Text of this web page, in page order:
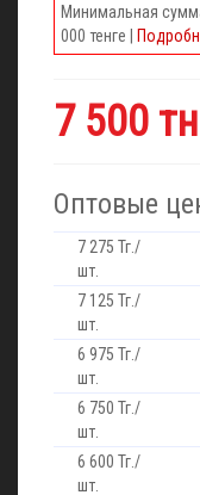
Минимальная
000 тенге |
7 500
Оптовые
7 275 Тг./
шт.
7 125 Тг./
шт.
6 975 Тг./
шт.
6 750 Тг./
шт.
6 600 Тг./
шт.